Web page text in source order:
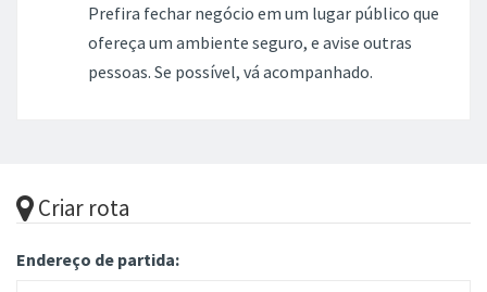
Prefira fechar negócio em um lugar público que
ofereça um ambiente seguro, e avise outras
pessoas. Se possível, vá acompanhado.
Criar rota
Endereço de partida: